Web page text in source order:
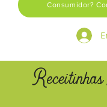
Consumidor?